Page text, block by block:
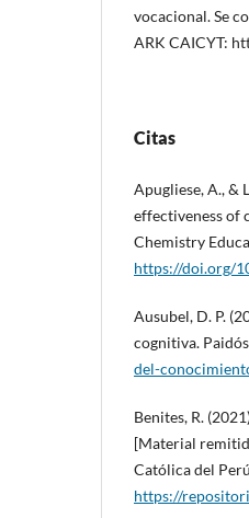
vocacional. Se
ARK CAICYT:
Citas
Apugliese, A., &
effectiveness of
Chemistry
https://doi.org/
Ausubel, D. P.
cognitiva.
del-
Benites, R.
[Material
Católica del
https://